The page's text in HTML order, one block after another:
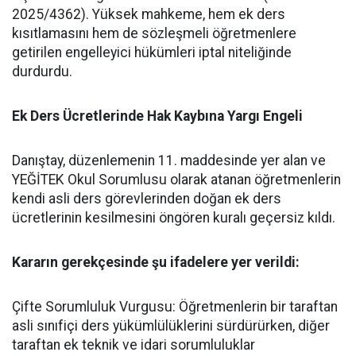
2025/4362). Yüksek mahkeme, hem ek ders
kısıtlamasını hem de sözleşmeli öğretmenlere
getirilen engelleyici hükümleri iptal niteliğinde
durdurdu.
​Ek Ders Ücretlerinde Hak Kaybına Yargı Engeli
​Danıştay, düzenlemenin 11. maddesinde yer alan ve
YEĞİTEK Okul Sorumlusu olarak atanan öğretmenlerin
kendi asli ders görevlerinden doğan ek ders
ücretlerinin kesilmesini öngören kuralı geçersiz kıldı.
​Kararın gerekçesinde şu ifadelere yer verildi:
​Çifte Sorumluluk Vurgusu: Öğretmenlerin bir taraftan
asli sınıfiçi ders yükümlülüklerini sürdürürken, diğer
taraftan ek teknik ve idari sorumluluklar